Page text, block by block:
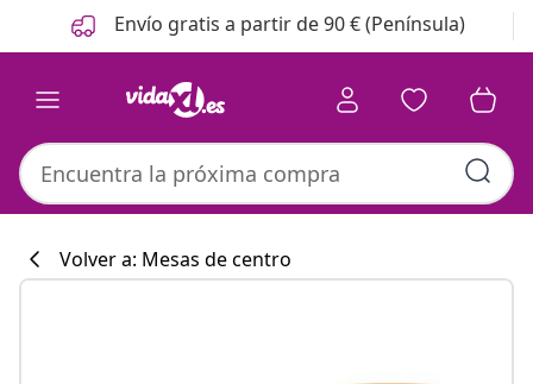
Anterior
Siguiente Envío gratis a partir de 90 € (Península)
Volver a: Mesas de centro